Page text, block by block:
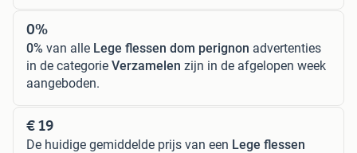
0%
0% van alle Lege flessen dom perignon advertenties
in de categorie Verzamelen zijn in de afgelopen week
aangeboden.
€ 19
De huidige gemiddelde prijs van een Lege flessen